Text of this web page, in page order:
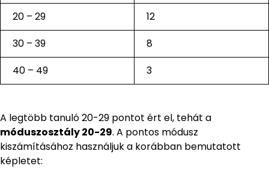
20 – 29
12
30 – 39
8
40 – 49
3
A legtöbb tanuló 20-29 pontot ért el, tehát a
móduszosztály 20-29. A pontos módusz
kiszámításához használjuk a korábban bemutatott
képletet: